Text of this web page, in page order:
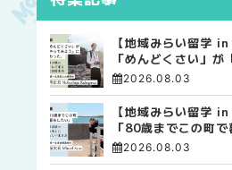
【地域みらい留学 in
「めんどくさい」が
よう」に変わった。
自由な高校生活
2026.08.03
【地域みらい留学 in
「80歳までこの町で
い」 標津高校で踏み
2026.08.03